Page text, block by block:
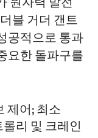
블 거더 갠트
공적으로 통과
요한 돌파구를
제어; 최소
리 및 크레인